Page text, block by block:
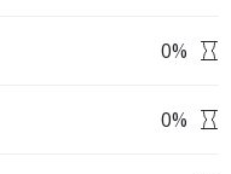
0%
0%